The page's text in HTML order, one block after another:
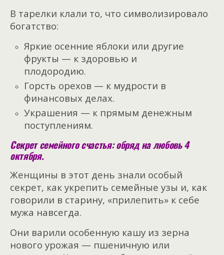
В тарелки клали то, что символизировало
богатство:
Яркие осенние яблоки или другие
фрукты — к здоровью и
плодородию.
Горсть орехов — к мудрости в
финансовых делах.
Украшения — к прямым денежным
поступлениям.
Секрет семейного счастья: обряд на любовь 4
октября.
Женщины в этот день знали особый
секрет, как укрепить семейные узы и, как
говорили в старину, «прилепить» к себе
мужа навсегда.
Они варили особенную кашу из зерна
нового урожая — пшеничную или